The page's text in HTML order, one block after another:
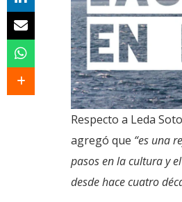
Respecto a Leda
agregó que “es una
pasos en la cultura y
desde hace cuatro